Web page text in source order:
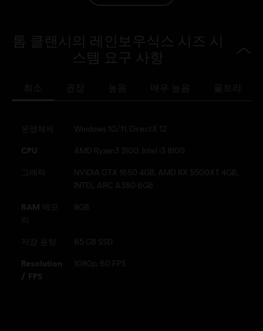
언어:
English (오디오, 인터페이스, 자막)
더 알아보기
언어:
플랫폼:PC (디지털), PS4/PS5 (디지털), Xbox (디지털), Steam, PS5
슈팅
활성화:
Automatically added to your Ubisoft Connect for PC
이 콘텐츠를 플레이하려면 Ubisoft 계정과 Ubisoft
Clancy’s, Rainbow Six, the Soldier Icon, Ubisoft, and the
Ubisoft Entertainment in the US and/or other countries.
톰 클랜시의 레인보우식스 시즈 시
스템 요구 사항
최소 권장 높음 매우 높음 울트라
Windows 10/11, DirectX 12
CPU AMD Ryzen3 3100, Intel i3 8100
그래픽
NVIDIA GTX 1650 4GB, AMD RX 5500XT 4GB,
INTEL ARC A380 6GB
RAM 메모
8GB
저장 용량 65 GB SSD
Resolution
/ FPS
1080p, 60 FPS